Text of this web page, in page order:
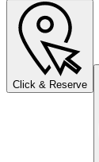
Click & Reserve